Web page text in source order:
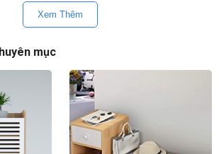
có bản lề, phụ kiện xoay nên cất giữ,
Xem Thêm
mục